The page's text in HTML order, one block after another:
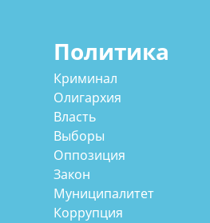
Политика
Криминал
Олигархия
Власть
Выборы
Оппозиция
Закон
Муниципалитет
Коррупция